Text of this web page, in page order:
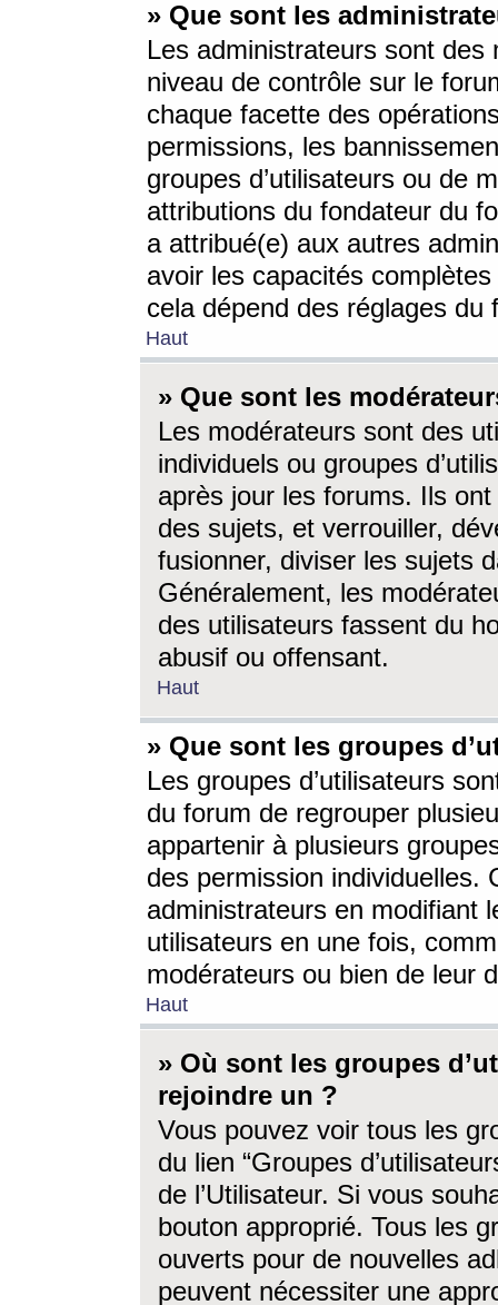
» Que sont les
Les administrateurs sont
niveau de contrôle sur le
chaque facette des
permissions, les
groupes d’utilisateurs ou de
attributions du fondateur du
a attribué(e) aux autres
avoir les capacités
cela dépend des réglages du
Haut
» Que sont les
Les modérateurs sont des
individuels ou groupes
après jour les forums. Ils ont
des sujets, et verrouiller,
fusionner, diviser les sujets
Généralement, les
des utilisateurs fassent du
abusif ou offensant.
Haut
» Que sont les groupes
Les groupes d’utilisateurs
du forum de regrouper
appartenir à plusieurs
des permission individuelles.
administrateurs en modifiant
utilisateurs en une fois,
modérateurs ou bien de leur
Haut
» Où sont les groupes
rejoindre un ?
Vous pouvez voir tous les
du lien “Groupes
de l’Utilisateur. Si vous
bouton approprié. Tous les
ouverts pour de nouvelles
peuvent nécessiter une